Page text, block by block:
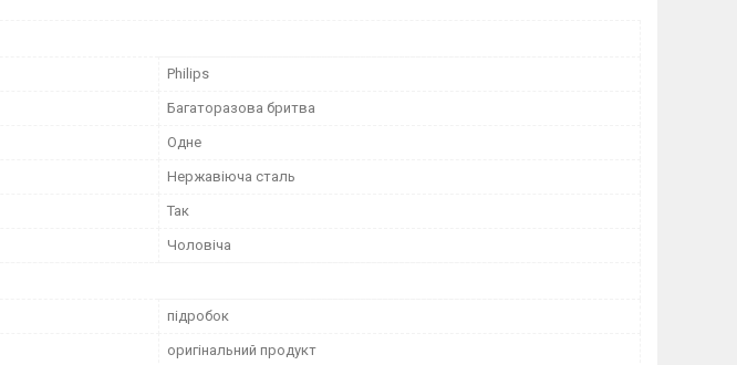
Philips
Багаторазова бритва
Одне
Нержавіюча сталь
Так
Чоловіча
підробок
оригінальний продукт